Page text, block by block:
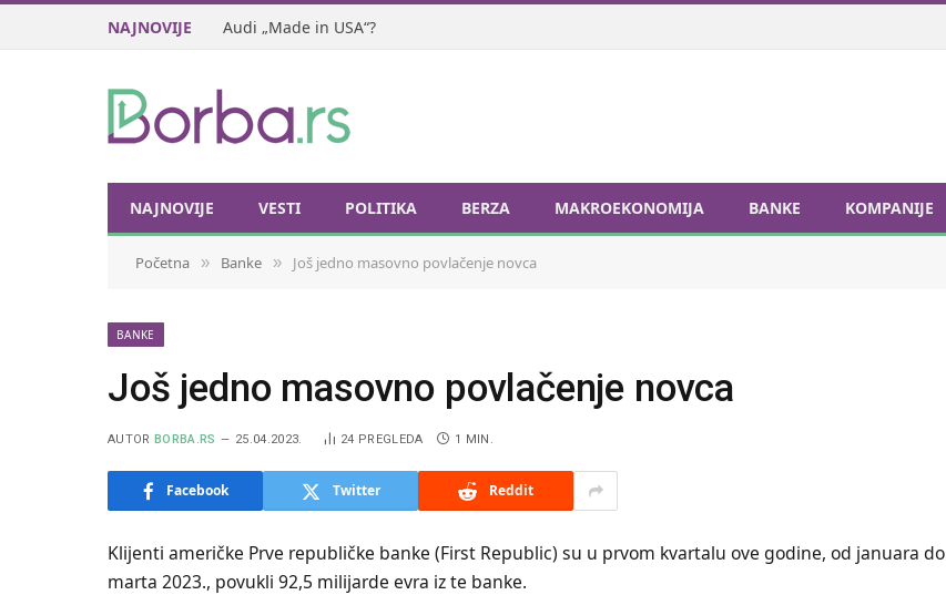
NAJNOVIJE Audi „Made in USA“?
NAJNOVIJE VESTI POLITIKA BERZA MAKROEKONOMIJA BANKE KOMPANIJE
Početna » Banke » Još jedno masovno povlačenje novca
BANKE
Još jedno masovno povlačenje novca
AUTOR BORBA.RS 25.04.2023. 24 PREGLEDA 1 MIN.
Facebook Twitter Reddit
Klijenti američke Prve republičke banke (First Republic) su u prvom kvartalu ove godine, od januara do
marta 2023., povukli 92,5 milijarde evra iz te banke.